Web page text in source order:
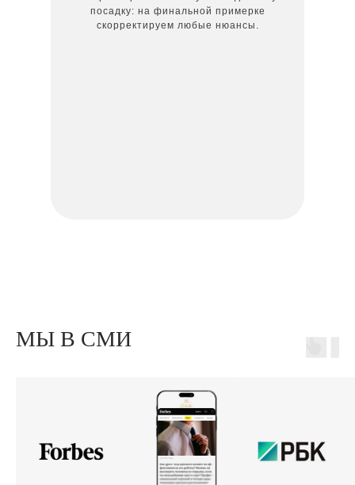
посадку: на финальной примерке
скорректируем любые нюансы.
МЫ В СМИ